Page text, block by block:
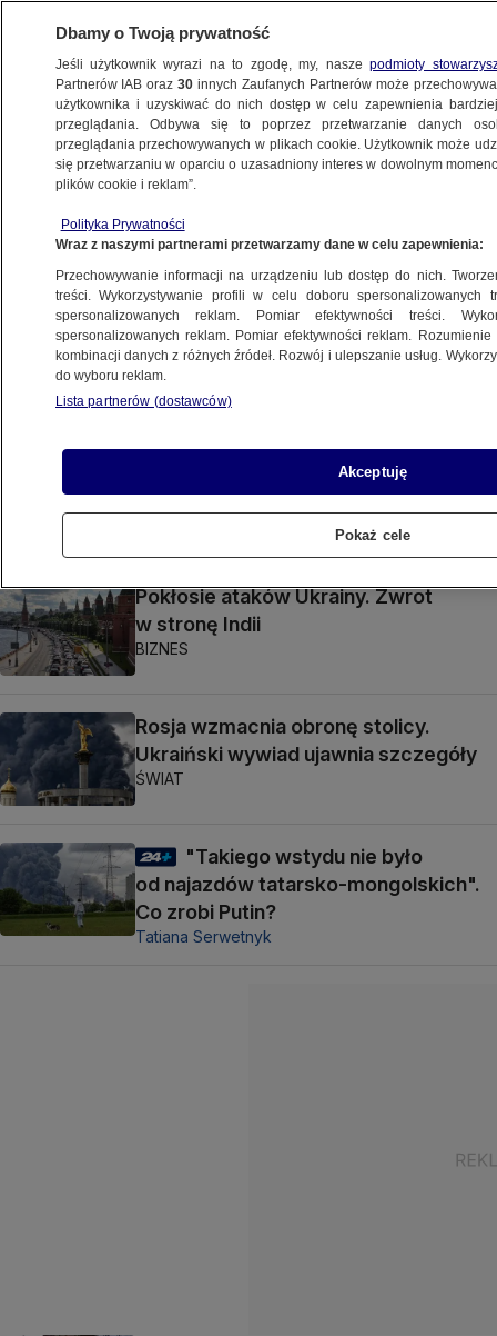
KREML
"Powszechne oburzenie" w Rosji.
CNN o "czarnych wdowach"
ŚWIAT
Gwiazda MAGA odwiedziła
Ukrainę. Teraz przyznaje: czuję się jak
kompletna kretynka
Monika Winiarska
Blisko 20 rosyjskich statków stanęło
w ogniu
ŚWIAT
Pokłosie ataków Ukrainy. Zwrot
w stronę Indii
BIZNES
Rosja wzmacnia obronę stolicy.
Ukraiński wywiad ujawnia szczegóły
ŚWIAT
"Takiego wstydu nie było
od najazdów tatarsko-mongolskich".
Co zrobi Putin?
Tatiana Serwetnyk
Dbamy o Twoją prywatność
Jeśli użytkownik wyrazi na to zgodę, my, naszepodmioty
Partnerów IAB oraz30 innych Zaufanych Partnerów może
użytkownika i uzyskiwać do nich dostęp w celu zapewnienia
przeglądania. Odbywa się to poprzez przetwarzanie danych
przeglądania przechowywanych w plikach cookie. Użytkownik może
się przetwarzaniu w oparciu o uzasadniony interes w dowolnym
plików cookie i reklam”.
Polityka Prywatności
Wraz z naszymi partnerami przetwarzamy dane w celu zapewnienia:
Przechowywanie informacji na urządzeniu lub dostęp do nich.
treści. Wykorzystywanie profili w celu doboru spersonalizowanych
spersonalizowanych reklam. Pomiar efektywności treści.
spersonalizowanych reklam. Pomiar efektywności reklam.
kombinacji danych z różnych źródeł. Rozwój i ulepszanie usług.
do wyboru reklam.
Lista partnerów (dostawców)
Akceptuję
Pokaż cele